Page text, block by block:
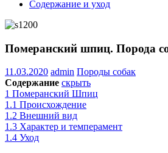
собаководов
Содержание и уход
Померанский шпиц. Порода
11.03.2020 admin Породы собак
Содержание скрыть
1 Померанский Шпиц
1.1 Происхождение
1.2 Внешний вид
1.3 Характер и темперамент
1.4 Уход